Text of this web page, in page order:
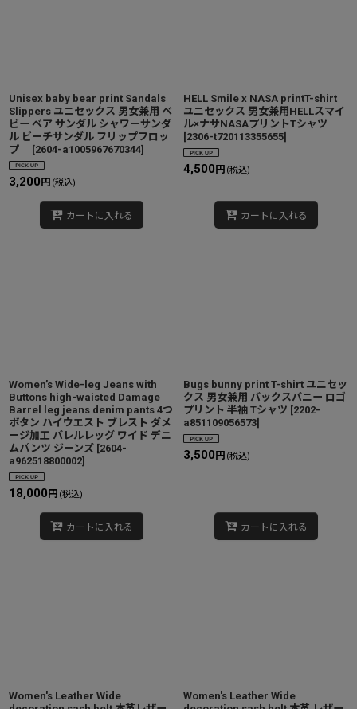
Unisex baby bear print Sandals
Slippers ユニセックス 男女兼用 ベ
ビー ベア サンダル シャワーサンダ
ル ビーチサンダル フリップフロッ
プ
[2604-a1005967670344]
3,200 円 (税込)
カートに入れる
HELL Smile x NASA printT-shirt
ユニセックス 男女兼用HELLスマイ
ル×ナサNASAプリントTシャツ
[2306-t720113355655]
4,500 円 (税込)
カートに入れる
Women’s Wide-leg Jeans with
Buttons high-waisted Damage
Barrel leg jeans denim pants 4つ
ボタン ハイウエスト ブレスト ダメ
ージ加工 バレルレッグ ワイド デニ
ムパンツ ジーンズ [2604-
a962518800002]
18,000 円 (税込)
カートに入れる
Bugs bunny print T-shirt ユニセッ
クス 男女兼用 バックスバニー ロゴ
プリント 半袖 Tシャツ [2202-
a851109056573]
3,500 円 (税込)
カートに入れる
Women's Leather Wide
Women's Leather Wide